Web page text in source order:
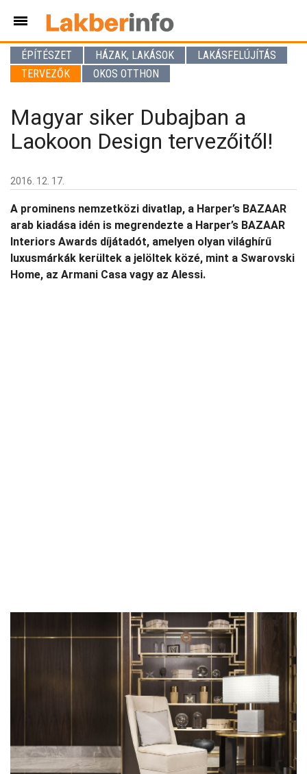
ÉPÍTÉSZET HÁZAK, LAKÁSOK
LAKÁSFELÚJÍTÁS
TERVEZŐK
OKOS OTTHON
Magyar siker Dubajban a
Laokoon Design tervezőitől!
2016. 12. 17.
A prominens nemzetközi divatlap, a Harper’s BAZAAR
arab kiadása idén is megrendezte a Harper’s BAZAAR
Interiors Awards díjátadót, amelyen olyan világhírű
luxusmárkák kerültek a jelöltek közé, mint a Swarovski
Home, az Armani Casa vagy az Alessi.